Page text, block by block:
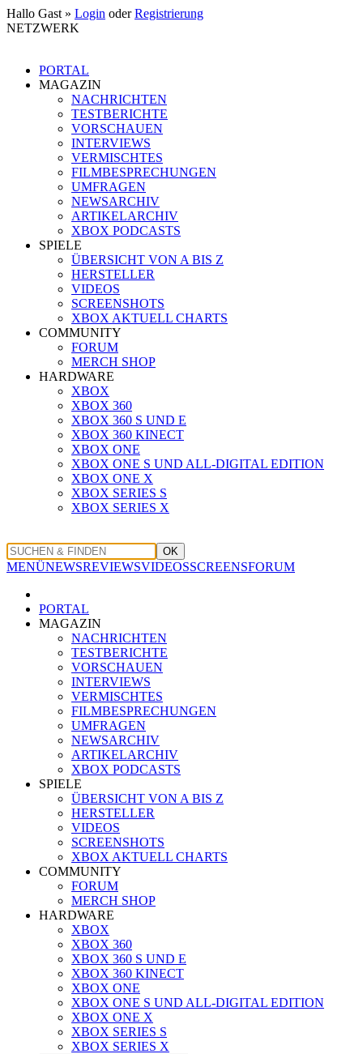
Hallo Gast » Login oderRegistrierung
NETZWERK
PORTAL
MAGAZIN
NACHRICHTEN
TESTBERICHTE
VORSCHAUEN
INTERVIEWS
VERMISCHTES
FILMBESPRECHUNGEN
UMFRAGEN
NEWSARCHIV
ARTIKELARCHIV
XBOX PODCASTS
SPIELE
ÜBERSICHT VON A BIS Z
HERSTELLER
VIDEOS
SCREENSHOTS
XBOX AKTUELL CHARTS
COMMUNITY
FORUM
MERCH SHOP
HARDWARE
XBOX
XBOX 360
XBOX 360 S UND E
XBOX 360 KINECT
XBOX ONE
XBOX ONE S UND ALL-DIGITAL EDITION
XBOX ONE X
XBOX SERIES S
XBOX SERIES X
OK
MENÜNEWSREVIEWSVIDEOSSCREENSFORUM
PORTAL
MAGAZIN
NACHRICHTEN
TESTBERICHTE
VORSCHAUEN
INTERVIEWS
VERMISCHTES
FILMBESPRECHUNGEN
UMFRAGEN
NEWSARCHIV
ARTIKELARCHIV
XBOX PODCASTS
SPIELE
ÜBERSICHT VON A BIS Z
HERSTELLER
VIDEOS
SCREENSHOTS
XBOX AKTUELL CHARTS
COMMUNITY
FORUM
MERCH SHOP
HARDWARE
XBOX
XBOX 360
XBOX 360 S UND E
XBOX 360 KINECT
XBOX ONE
XBOX ONE S UND ALL-DIGITAL EDITION
XBOX ONE X
XBOX SERIES S
XBOX SERIES X